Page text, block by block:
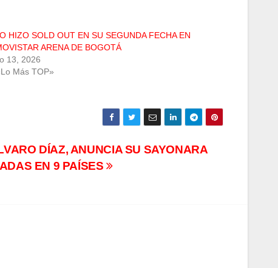
HIZO SOLD OUT EN SU SEGUNDA FECHA EN
ARENA DE BOGOTÁ
13, 2026
Más TOP»
DÍAZ, ANUNCIA SU SAYONARA
EN 9 PAÍSES